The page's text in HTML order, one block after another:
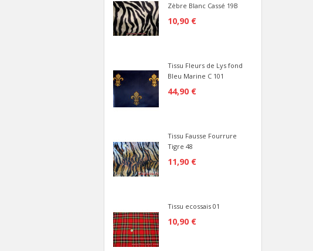
Zèbre Blanc Cassé 19B
10,90 €
Tissu Fleurs de Lys fond
Bleu Marine C 101
44,90 €
Tissu Fausse Fourrure
Tigre 48
11,90 €
Tissu ecossais 01
10,90 €